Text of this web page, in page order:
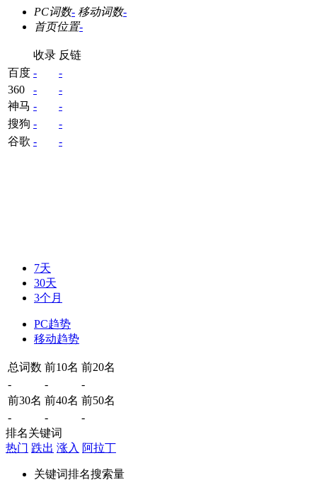
PC词数- 移动词数-
首页位置-
收录 反链
百度 -
-
360
-
-
神马 -
-
搜狗 -
-
谷歌 - -
7天
30天
3个月
PC趋势
移动趋势
总词数 前10名 前20名
-
-
-
前30名 前40名 前50名
-
-
-
排名关键词
热门 跌出 涨入 阿拉丁
关键词排名搜索量